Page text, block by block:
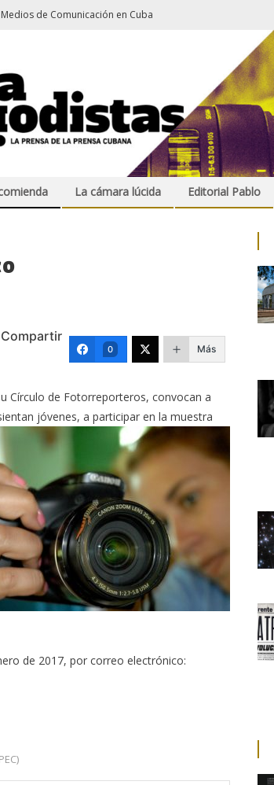
Medios de Comunicación en Cuba
La cámara lúcida Editorial Pablo
Compartir
0 Más
Círculo de Fotorreporteros, convocan a
jóvenes, a participar en la muestra
de 2017, por correo electrónico: